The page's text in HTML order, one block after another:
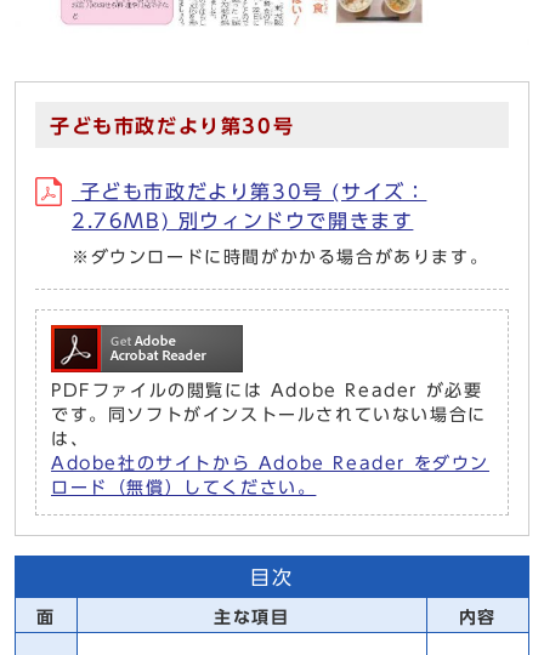
子ども市政だより第30号
子ども市政だより第30号 (サイズ：
2.76MB) 別ウィンドウで開きます
※ダウンロードに時間がかかる場合があります。
PDFファイルの閲覧には Adobe Reader が必要
です。同ソフトがインストールされていない場合に
は、
Adobe社のサイトから Adobe Reader をダウン
ロード（無償）してください。
目次
面 主な項目 内容